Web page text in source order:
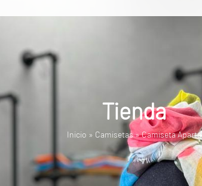
Tienda
Inicio » Camisetas»Camiseta Aparta